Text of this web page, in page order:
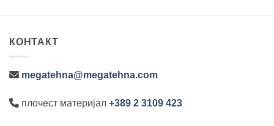
КОНТАКТ
megatehna@megatehna.com
плочест материјал +389 2 3109 423